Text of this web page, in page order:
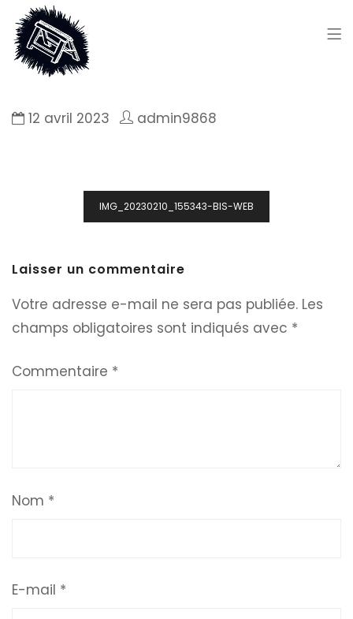
12 avril 2023 admin9868
NavigationIMG_20230210_155343-BIS-WEB
Laisser un commentaire
Votre adresse e-mail ne sera pas publiée. Les
champs obligatoires sont indiqués avec *
Commentaire *
Nom *
E-mail *